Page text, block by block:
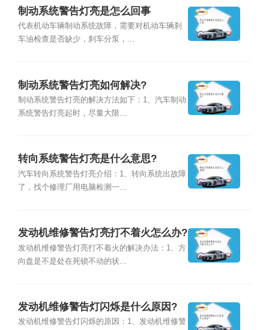
制动系统警告灯亮是怎么回事
代表机动车辆制动系统故障，需要对机动车辆刹
车油检查是否缺少，刹车分泵，...
制动系统警告灯亮如何解决?
制动系统警告灯亮的解决方法如下：1、汽车制动
系统警告灯亮起时，尽量大限...
转向系统警告灯亮是什么意思?
汽车转向系统警告灯亮介绍：1、转向系统出故障
了，找个修理厂用电脑检测一...
发动机维修警告灯亮打不着火怎么办?
发动机维修警告灯亮打不着火的解决办法：1、方
向盘是不是处在死锁不动的状...
发动机维修警告灯闪烁是什么原因?
发动机维修警告灯闪烁的原因：1、发动机维修警